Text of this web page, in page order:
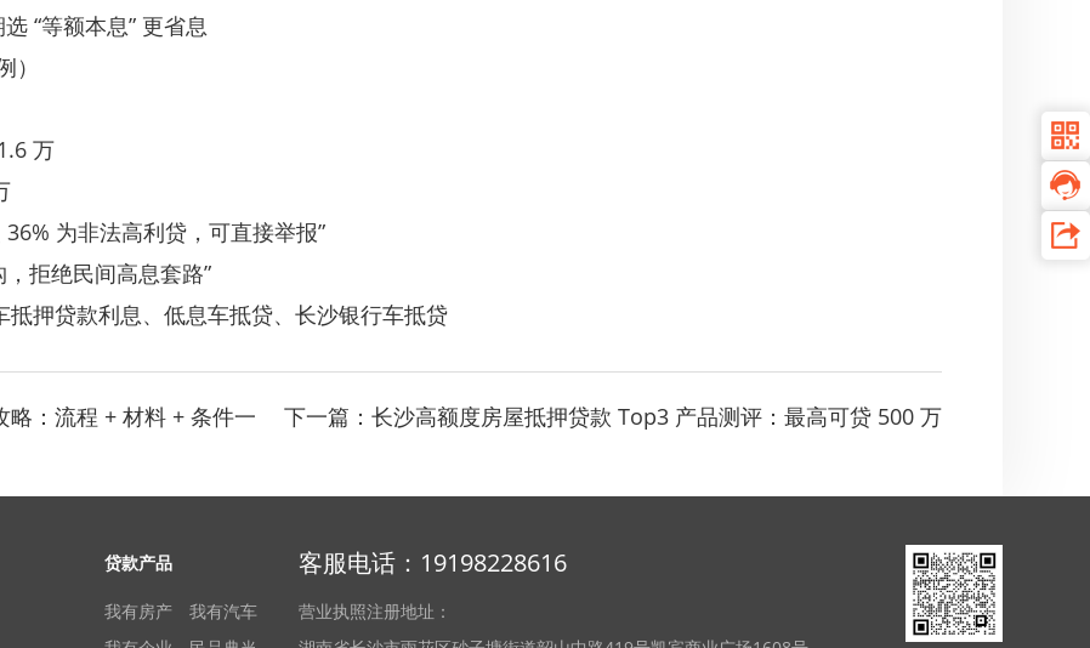
“等额本息” 更省息
万
为非法高利贷，可直接举报”
拒绝民间高息套路”
抵押贷款利息、低息车抵贷、 长沙银行车抵贷
：流程 + 材料 + 条件一
下一篇： 长沙高额度房屋抵押贷款 Top3 产品测评：最高可贷 500 万
贷款产品
我有房产
我有汽车
客服电话：19198228616
营业执照注册地址：